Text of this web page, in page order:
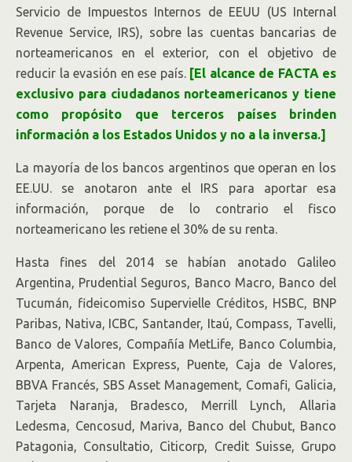
Servicio de Impuestos Internos de EEUU (US Internal
Revenue Service, IRS), sobre las cuentas bancarias de
norteamericanos en el exterior, con el objetivo de
reducir la evasión en ese país. [El alcance de FACTA es
exclusivo para ciudadanos norteamericanos y tiene
como propósito que terceros países brinden
información a los Estados Unidos y no a la inversa.]
La mayoría de los bancos argentinos que operan en los
EE.UU. se anotaron ante el IRS para aportar esa
información, porque de lo contrario el fisco
norteamericano les retiene el 30% de su renta.
Hasta fines del 2014 se habían anotado Galileo
Argentina, Prudential Seguros, Banco Macro, Banco del
Tucumán, fideicomiso Supervielle Créditos, HSBC, BNP
Paribas, Nativa, ICBC, Santander, Itaú, Compass, Tavelli,
Banco de Valores, Compañía MetLife, Banco Columbia,
Arpenta, American Express, Puente, Caja de Valores,
BBVA Francés, SBS Asset Management, Comafi, Galicia,
Tarjeta Naranja, Bradesco, Merrill Lynch, Allaria
Ledesma, Cencosud, Mariva, Banco del Chubut, Banco
Patagonia, Consultatio, Citicorp, Credit Suisse, Grupo